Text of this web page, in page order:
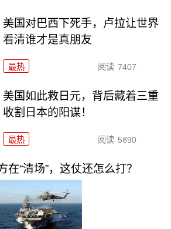
美国对巴西下死手，卢拉让世界
看清谁才是真朋友
最热 阅读 7407
美国如此救日元，背后藏着三重
收割日本的阳谋！
最热 阅读 5890
在“清场”，这仗还怎么打？